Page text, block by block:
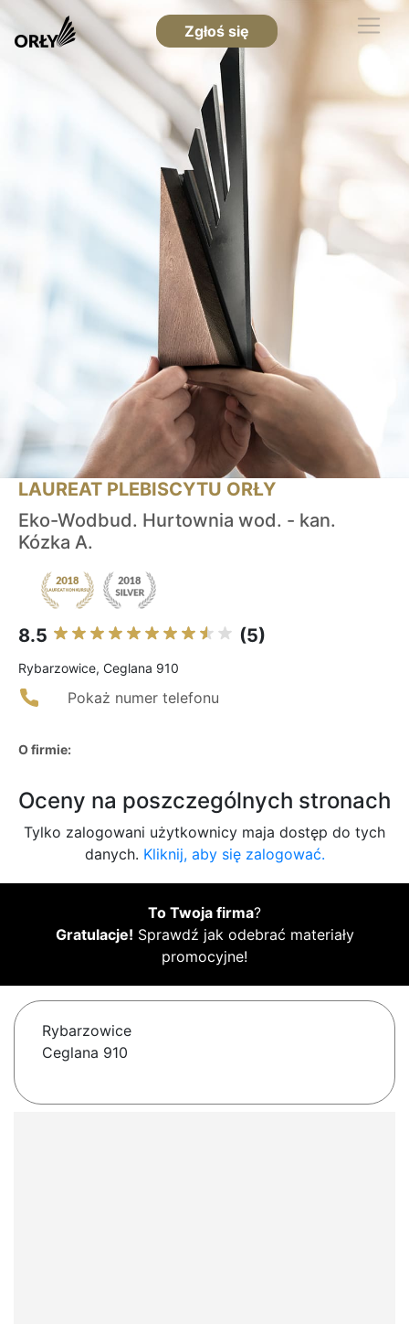
Zgłoś się
LAUREAT PLEBISCYTU ORŁY
Eko-Wodbud. Hurtownia wod. - kan.
Kózka A.
8.5 (5)
Rybarzowice, Ceglana 910
Pokaż numer telefonu
O firmie:
Oceny na poszczególnych stronach
Tylko zalogowani użytkownicy maja dostęp do tych
danych. Kliknij, aby się zalogować.
To Twoja firma?
Gratulacje! Sprawdź jak odebrać materiały
promocyjne!
Rybarzowice
Ceglana 910